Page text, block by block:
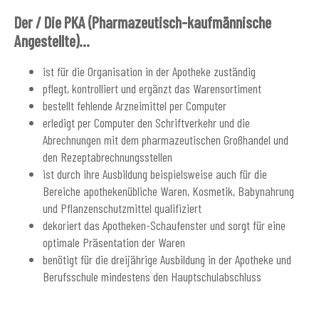
Der / Die PKA (Pharmazeutisch-kaufmännische
Angestellte)...
ist für die Organisation in der Apotheke zuständig
pflegt, kontrolliert und ergänzt das Warensortiment
bestellt fehlende Arzneimittel per Computer
erledigt per Computer den Schriftverkehr und die
Abrechnungen mit dem pharmazeutischen Großhandel und
den Rezeptabrechnungsstellen
ist durch ihre Ausbildung beispielsweise auch für die
Bereiche apothekenübliche Waren, Kosmetik, Babynahrung
und Pflanzenschutzmittel qualifiziert
dekoriert das Apotheken-Schaufenster und sorgt für eine
optimale Präsentation der Waren
benötigt für die dreijährige Ausbildung in der Apotheke und
Berufsschule mindestens den Hauptschulabschluss